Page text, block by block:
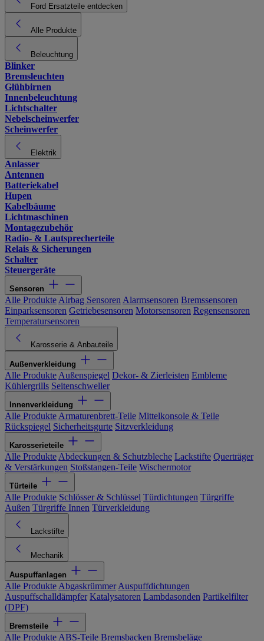
Ford Ersatzteile entdecken
Alle Produkte
Beleuchtung
Blinker
Bremsleuchten
Glühbirnen
Innenbeleuchtung
Lichtschalter
Nebelscheinwerfer
Scheinwerfer
Elektrik
Anlasser
Antennen
Batteriekabel
Hupen
Kabelbäume
Lichtmaschinen
Montagezubehör
Radio- & Lautsprecherteile
Relais & Sicherungen
Schalter
Steuergeräte
Sensoren
Alle Produkte Airbag Sensoren Alarmsensoren Bremssensoren
Einparksensoren Getriebesensoren Motorsensoren Regensensoren
Temperatursensoren
Karosserie & Anbauteile
Außenverkleidung
Alle Produkte Außenspiegel Dekor- & Zierleisten Embleme
Kühlergrills Seitenschweller
Innenverkleidung
Alle Produkte Armaturenbrett-Teile Mittelkonsole & Teile
Rückspiegel Sicherheitsgurte Sitzverkleidung
Karosserieteile
Alle Produkte Abdeckungen & Schutzbleche Lackstifte Querträger
& Verstärkungen Stoßstangen-Teile Wischermotor
Türteile
Alle Produkte Schlösser & Schlüssel Türdichtungen Türgriffe
Außen Türgriffe Innen Türverkleidung
Lackstifte
Mechanik
Auspuffanlagen
Alle Produkte Abgaskrümmer Auspuffdichtungen
Auspuffschalldämpfer Katalysatoren Lambdasonden Partikelfilter
(DPF)
Bremsteile
Alle Produkte ABS-Teile Bremsbacken Bremsbeläge